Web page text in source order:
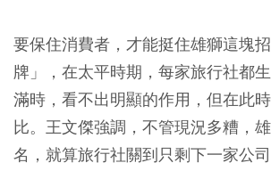
要保住消費者，才能挺住雄獅這塊
牌」，在太平時期，每家旅行社都
滿時，看不出明顯的作用，但在此
比。王文傑強調，不管現況多糟，
名，就算旅行社關到只剩下一家公